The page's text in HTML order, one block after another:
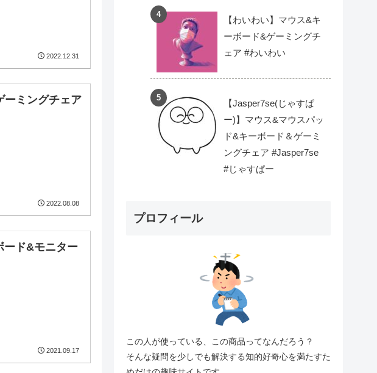
2022.12.31
ーミングチェア
2022.08.08
ード&モニター
2021.09.17
【わいわい】マウス&キ
ーボード&ゲーミングチ
ェア #わいわい
【Jasper7se(じゃすぱ
ー)】マウス&マウスパッ
ド&キーボード＆ゲーミ
ングチェア #Jasper7se
#じゃすぱー
プロフィール
この人が使っている、この商品ってなんだろう？
そんな疑問を少しでも解決する知的好奇心を満たすた